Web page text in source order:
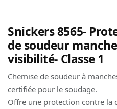
Snickers 8565-
de soudeur
visibilité- Classe 1
Chemise de soudeur à
certifiée pour le soudage.
Offre une protection contre la